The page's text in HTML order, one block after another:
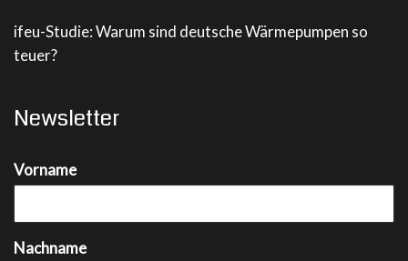
ifeu-Studie: Warum sind deutsche Wärmepumpen so
teuer?
Newsletter
Vorname
Nachname